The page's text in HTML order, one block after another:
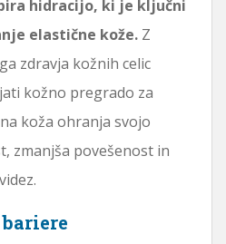
hidracijo, ki je ključni
elastične kože. Z
zdravja kožnih celic
kožno pregrado za
koža ohranja svojo
zmanjša povešenost in